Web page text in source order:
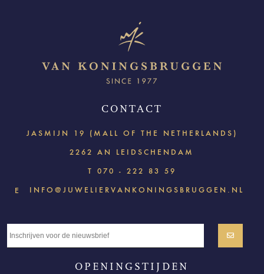
CONTACT
JASMIJN 19 (MALL OF THE NETHERLANDS)
2262 AN LEIDSCHENDAM
T 070 - 222 83 59
E INFO@JUWELIERVANKONINGSBRUGGEN.NL
OPENINGSTIJDEN